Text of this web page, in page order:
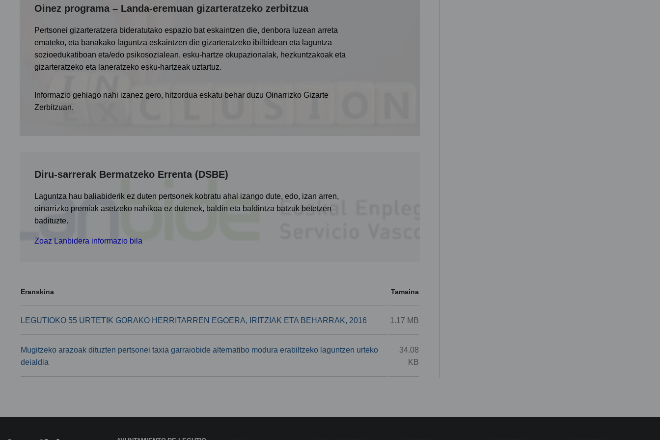
Oinez programa – Landa-eremuan gizarteratzeko zerbitzua
Pertsonei gizarteratzera bideratutako espazio bat eskaintzen die, denbora luzean arreta
emateko, eta banakako laguntza eskaintzen die gizarteratzeko ibilbidean eta laguntza
sozioedukatiboan eta/edo psikosozialean, esku-hartze okupazionalak, hezkuntzakoak eta
gizarteratzeko eta laneratzeko esku-hartzeak uztartuz.
Informazio gehiago nahi izanez gero, hitzordua eskatu behar duzu Oinarrizko Gizarte
Zerbitzuan.
Diru-sarrerak Bermatzeko Errenta (DSBE)
Laguntza hau baliabiderik ez duten pertsonek kobratu ahal izango dute, edo, izan arren,
oinarrizko premiak asetzeko nahikoa ez dutenek, baldin eta baldintza batzuk betetzen
badituzte.
Zoaz Lanbidera informazio bila
Eranskina Tamaina
LEGUTIOKO 55 URTETIK GORAKO HERRITARREN EGOERA, IRITZIAK ETA BEHARRAK, 2016 1.17 MB
Mugitzeko arazoak dituzten pertsonei taxia garraiobide alternatibo modura erabiltzeko laguntzen urteko
deialdia
34.08
KB